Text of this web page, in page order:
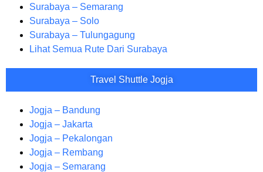
Surabaya – Semarang
Surabaya – Solo
Surabaya – Tulungagung
Lihat Semua Rute Dari Surabaya
Travel Shuttle Jogja
Jogja – Bandung
Jogja – Jakarta
Jogja – Pekalongan
Jogja – Rembang
Jogja – Semarang